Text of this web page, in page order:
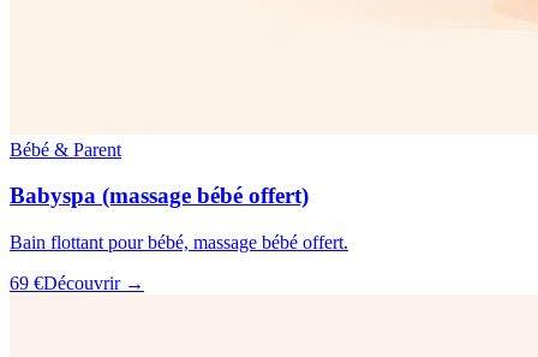
Bébé & Parent
Babyspa (massage bébé offert)
Bain flottant pour bébé, massage bébé offert.
69 €Découvrir →